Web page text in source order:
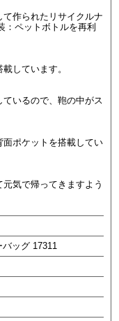
作られたリサイクルナ
：ペットボトルを再利
しています。
いるので、鞄の中がス
ポケットを搭載してい
気で帰ってきますよう
ッグ 17311